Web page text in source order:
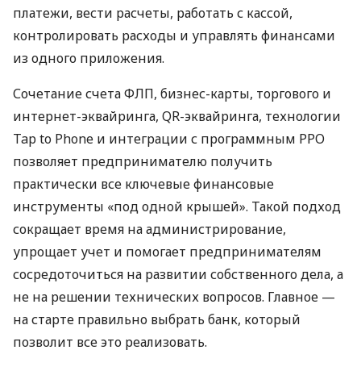
платежи, вести расчеты, работать с кассой,
контролировать расходы и управлять финансами
из одного приложения.
Сочетание счета ФЛП, бизнес-карты, торгового и
интернет-эквайринга, QR-эквайринга, технологии
Tap to Phone и интеграции с программным РРО
позволяет предпринимателю получить
практически все ключевые финансовые
инструменты «под одной крышей». Такой подход
сокращает время на администрирование,
упрощает учет и помогает предпринимателям
сосредоточиться на развитии собственного дела, а
не на решении технических вопросов. Главное —
на старте правильно выбрать банк, который
позволит все это реализовать.